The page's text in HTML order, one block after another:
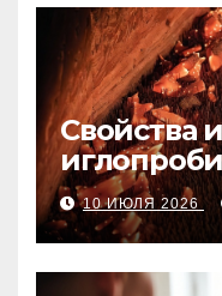
Свойства
матов
10 ИЮЛЯ 2026